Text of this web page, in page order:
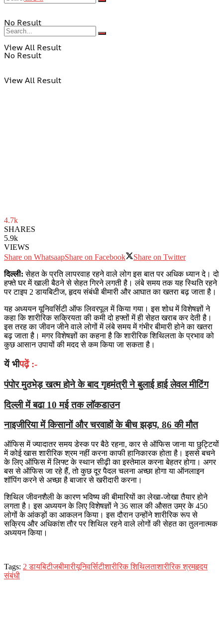
No Result
View All Result
No Result
View All Result
4.7k
SHARES
5.9k
VIEWS
Share on WhatsaapShare on Facebook
Share on Twitter
दिल्ली: सेहत के प्रति लापरवाह रहने वाले लोग इस बात पर अधिक ध्यान दे। दो
हफ्ते घर में खाली बैठने से सेहत गिरने लगती है। लंबे समय तक यह स्थिति रहने
पर टाइप 2 डायबिटीज, हृदय संबंधी बीमारी और आघात का खतरा बढ़ जाता है।
यह अध्ययन यूनिवर्सिटी ऑफ लिवरपूल में किया गया। इस शोध में विशेषज्ञों ने
कहा कि शारीरिक सक्रियता की कमी दो हफ्तों में ही सेहत खराब कर देती है।
इस तरह का जीवन जीने वाले लोगों में लंबे समय में गंभीर बीमारी होने का खतरा
बढ़ जाता है। मगर विशेषज्ञों का कहना है कि शारीरिक शिथिलता के प्रभाव को
कुछ आसान उपायों की मदद से कम किया जा सकता है।
यें भीपढ़ें :-
पंपोर मुठभेड़ खत्म होने के बाद गृहमंत्री ने बुलाई हाई लेवल मीटिंग
दिल्ली में बढा 10 मई तक लॉकडाउन
नाइजीरिया में किसानों और चरवाहों के बीच झड़प, 86 की मौत
ऑफिस में ज्यादातर समय डेस्क पर बैठे रहना, कार से ऑफिस जाना या छुट्टियों
में कोई खास शारीरिक श्रम नहीं करना काफी हानिकारक होता है। इससे बचने
के लिए ऑफिस में लिफ्ट के स्थान सीढ़ी का इस्तेमाल करना बेहतर होगा। अगर
बस से ऑफिस जा रहे हैं, तो कुछ दूर पैदल चलना अच्छा होगा या ऑनलाइन
शॉपिंग करने से अच्छा है बाजार से खरीदारी करना।
शिथिल जीवनशैली के कारण भविष्य की बीमारियों का लेखा-जोखा तैयार होने
लगता है। इस अध्ययन के लिए विशेषज्ञों ने 36 साल की औसत उम्र के 450
लोगों के आंकड़ों का आकलन किया। इस दौरान उन्होंने शारीरिक रूप से
सक्रिय और अधिकांश तौर पर शिथिल रहने वाले लोगों की सेहत का तुलनात्मक
अध्ययन किया।
Tags: 2 डायबिटीजबीमारीयूनिवर्सिटीशारीरिक शिथिलताशारीरिक श्रमहृदय
संबंधी